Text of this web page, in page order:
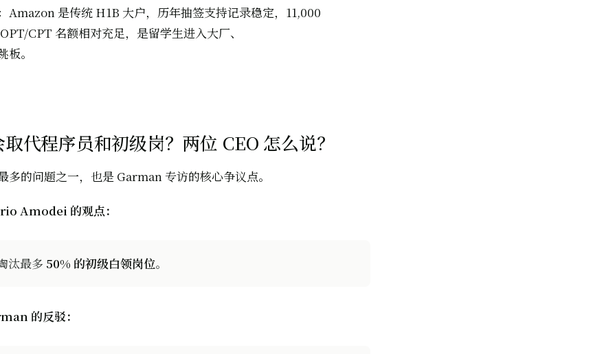
：Amazon 是传统 H1B 大户，历年抽签支持记录稳定，11,000
CPT 名额相对充足，是留学生进入大厂、
。
代程序员和初级岗？两位 CEO 怎么说？
多的问题之一，也是 Garman 专访的核心争议点。
Amodei 的观点：
汰最多 50% 的初级白领岗位。
的反驳：